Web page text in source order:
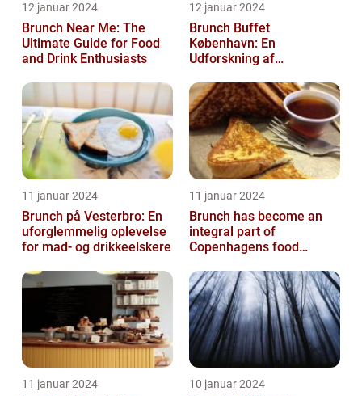
12 januar 2024
Brunch Near Me: The
Ultimate Guide for Food
and Drink Enthusiasts
12 januar 2024
Brunch Buffet
København: En
Udforskning af
11 januar 2024
Brunch på Vesterbro: En
uforglemmelig oplevelse
for mad- og drikkeelskere
11 januar 2024
Brunch has become an
integral part of
Copenhagens food
restaurants and cafes ...
11 januar 2024 10 januar 2024